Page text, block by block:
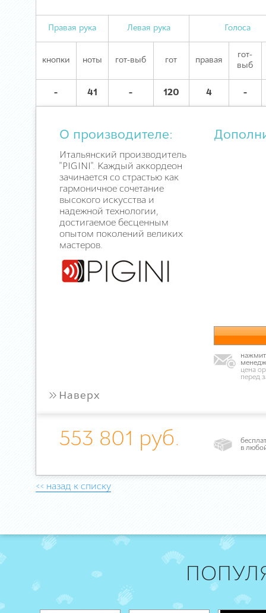
Правая рука Левая рука Голоса
кнопки ноты гот-выб гот правая
гот-
выб
- 41 - 120 4 -
О производителе:
Итальянский производитель
"PIGINI". Каждый аккордеон
зачинается со страстью как
гармоничное сочетание
высокого искусства и
надежной технологии,
достигаемое бесценным
опытом поколений великих
мастеров.
цена
перед
» Наверх
553 801 руб.
в
<< назад к списку